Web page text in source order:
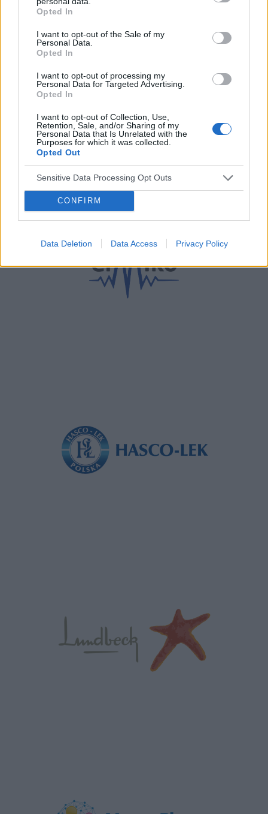
Opted In
I want to opt-out of the Sale of my
Personal Data.
Opted In
I want to opt-out of processing my
Personal Data for Targeted Advertising.
Opted In
I want to opt-out of Collection, Use,
Retention, Sale, and/or Sharing of my
Personal Data that Is Unrelated with the
Purposes for which it was collected.
Opted Out
Sensitive Data Processing Opt Outs
CONFIRM
Data Deletion Data Access Privacy Policy